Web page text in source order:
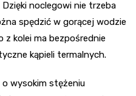
noclegowi nie trzeba
spędzić w gorącej wodzie
z kolei ma bezpośrednie
kąpieli termalnych.
wysokim stężeniu